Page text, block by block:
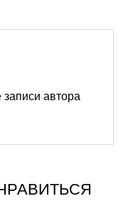
записи автора